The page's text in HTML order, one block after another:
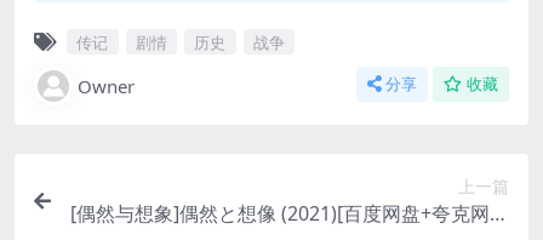
传记 剧情 历史 战争
Owner 分享 收藏
上一篇
[偶然与想象]偶然と想像 (2021)[百度网盘+夸克网盘